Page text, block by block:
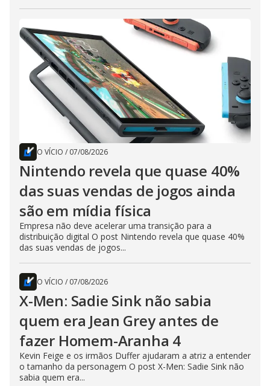
O VÍCIO / 07/08/2026
Nintendo revela que quase 40%
das suas vendas de jogos ainda
são em mídia física
Empresa não deve acelerar uma transição para a
distribuição digital O post Nintendo revela que quase 40%
das suas vendas de jogos...
O VÍCIO / 07/08/2026
X-Men: Sadie Sink não sabia
quem era Jean Grey antes de
fazer Homem-Aranha 4
Kevin Feige e os irmãos Duffer ajudaram a atriz a entender
o tamanho da personagem O post X-Men: Sadie Sink não
sabia quem era...